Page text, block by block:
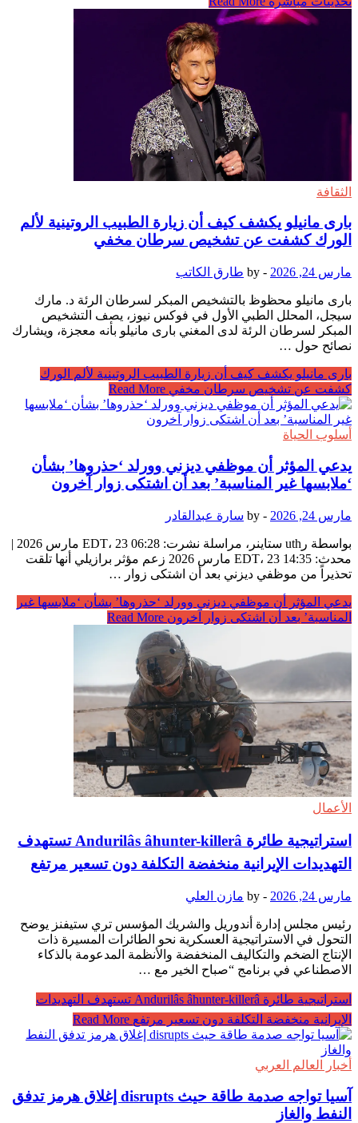
الثقافة
بارى مانيلو يكشف كيف أن زيارة الطبيب الروتينية لألم
الورك كشفت عن تشخيص سرطان مخفي
مارس 24, 2026 -
by طارق الكاتب
بارى مانيلو محظوظ بالتشخيص المبكر لسرطان الرئة د. مارك
سيجل، المحلل الطبي الأول في فوكس نيوز، يصف التشخيص
المبكر لسرطان الرئة لدى المغني بارى مانيلو بأنه معجزة، ويشارك
نصائح حول …
بارى مانيلو يكشف كيف أن زيارة الطبيب الروتينية لألم الورك
كشفت عن تشخيص سرطان مخفي
أسلوب الحياة
يدعي المؤثر أن موظفي ديزني وورلد ‘حذروها’ بشأن
‘ملابسها غير المناسبة’ بعد أن اشتكى زوار آخرون
مارس 24, 2026 -
by سارة عبدالقادر
بواسطة رuth ستاينر، مراسلة نشرت: 06:28 EDT، 23 مارس 2026 |
محدث: 14:35 EDT، 23 مارس 2026 زعم مؤثر برازيلي أنها تلقت
تحذيراً من موظفي ديزني بعد أن اشتكى زوار …
يدعي المؤثر أن موظفي ديزني وورلد ‘حذروها’ بشأن ‘ملابسها غير
المناسبة’ بعد أن اشتكى زوار آخرون
الأعمال
استراتيجية طائرة Andurilâs âhunter-killerâ تستهدف
التهديدات الإيرانية منخفضة التكلفة دون تسعير مرتفع
مارس 24, 2026 -
by مازن العلي
رئيس مجلس إدارة أندوريل والشريك المؤسس تري ستيفنز يوضح
التحول في الاستراتيجية العسكرية نحو الطائرات المسيرة ذات
الإنتاج الضخم والتكاليف المنخفضة والأنظمة المدعومة بالذكاء
الاصطناعي في برنامج “صباح الخير مع …
استراتيجية طائرة Andurilâs âhunter-killerâ تستهدف التهديدات
الإيرانية منخفضة التكلفة دون تسعير مرتفع
أخبار العالم العربي
آسيا تواجه صدمة طاقة حيث disrupts إغلاق هرمز تدفق
النفط والغاز